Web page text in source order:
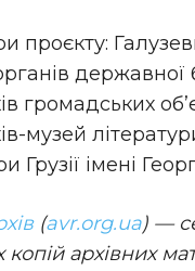
проєкту:
громадських
музей
Грузії імені
(avr.org.ua) —
копій архівних